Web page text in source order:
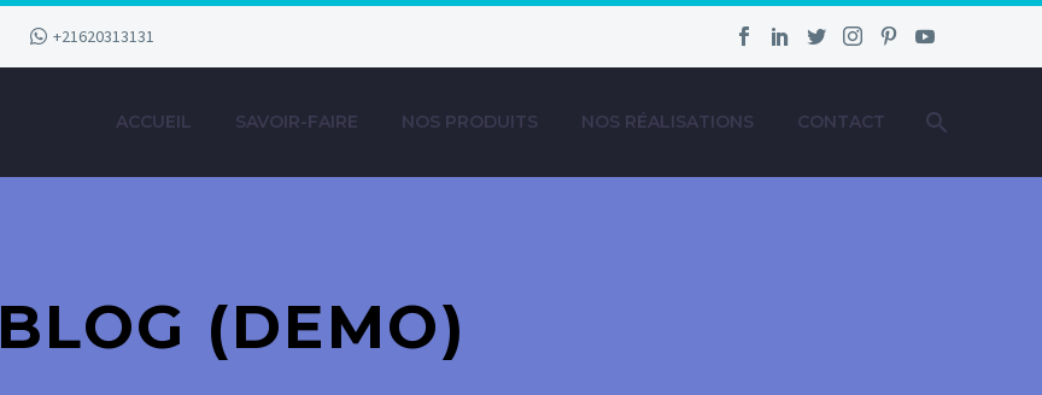
+21620313131
ACCUEIL SAVOIR-FAIRE NOS PRODUITS NOS RÉALISATIONS CONTACT
BLOG (DEMO)